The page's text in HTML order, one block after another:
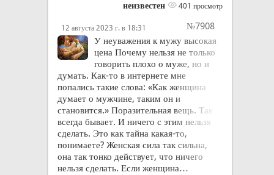
неизвестен 401 просмотр
12 августа 2023 г. в 18:31
№7908
У неуважения к мужу высокая
цена Почему нельзя не только
говорить плохо о муже, но и
думать. Как-то в интернете мне
попались такие слова: «Как женщина
думает о мужчине, таким он и
становится.» Поразительная вещь. Так
всегда бывает. И ничего с этим нельзя
сделать. Это как тайна какая-то,
понимаете? Женская сила так сильна,
она так тонко действует, что ничего
нельзя сделать. Если женщина…